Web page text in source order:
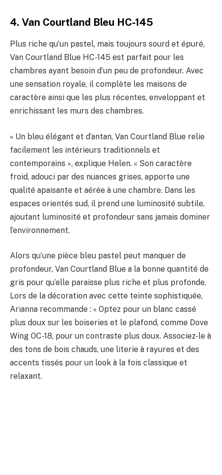
4. Van Courtland Bleu HC-145
Plus riche qu’un pastel, mais toujours sourd et épuré,
Van Courtland Blue HC-145 est parfait pour les
chambres ayant besoin d’un peu de profondeur. Avec
une sensation royale, il complète les maisons de
caractère ainsi que les plus récentes, enveloppant et
enrichissant les murs des chambres.
« Un bleu élégant et d’antan, Van Courtland Blue relie
facilement les intérieurs traditionnels et
contemporains », explique Helen. « Son caractère
froid, adouci par des nuances grises, apporte une
qualité apaisante et aérée à une chambre. Dans les
espaces orientés sud, il prend une luminosité subtile,
ajoutant luminosité et profondeur sans jamais dominer
l’environnement.
Alors qu’une pièce bleu pastel peut manquer de
profondeur, Van Courtland Blue a la bonne quantité de
gris pour qu’elle paraisse plus riche et plus profonde.
Lors de la décoration avec cette teinte sophistiquée,
Arianna recommande : « Optez pour un blanc cassé
plus doux sur les boiseries et le plafond, comme Dove
Wing OC-18, pour un contraste plus doux. Associez-le à
des tons de bois chauds, une literie à rayures et des
accents tissés pour un look à la fois classique et
relaxant.